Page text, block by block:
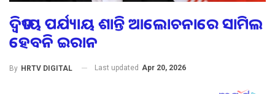
ଦ୍ବିତୀୟ ପର୍ଯ୍ୟାୟ ଶାନ୍ତି ଆଲୋଚନାରେ ସାମିଲ
ହେବନି ଇରାନ
By HRTV DIGITAL Last updated Apr 20, 2026